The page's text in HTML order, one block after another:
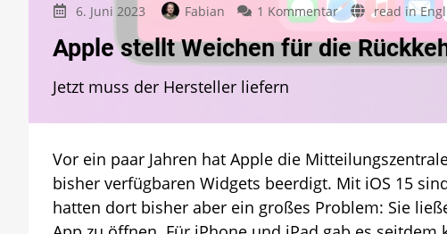
6. Juni 2023 Fabian 1 Kommentarzu
Apple
stellt
Weichen
Rückkehr
Hue-
Widgets
read in
Apple stellt Weichen für die
Jetzt muss der Hersteller liefern
Vor ein paar Jahren hat Apple die
bisher verfügbaren Widgets beerdigt. Mit iOS 15
hatten dort bisher aber ein großes Problem: Sie